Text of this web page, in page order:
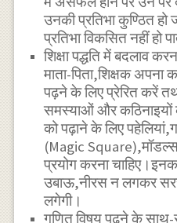
उनकी प्रतिभा कुण्ठित
प्रतिभा विकसित नहीं हो
शिक्षा पद्धति में बदलाव
माता-पिता,शिक्षक अपना
पढ़ने के लिए प्रेरित करें
समस्याओं और कठिनाइयों
को पढ़ाने के लिए
(Magic
प्रयोग करना
उबाऊ,नीरस न लगकर
लगेगी।
गणित विषय पढ़ने के साथ-